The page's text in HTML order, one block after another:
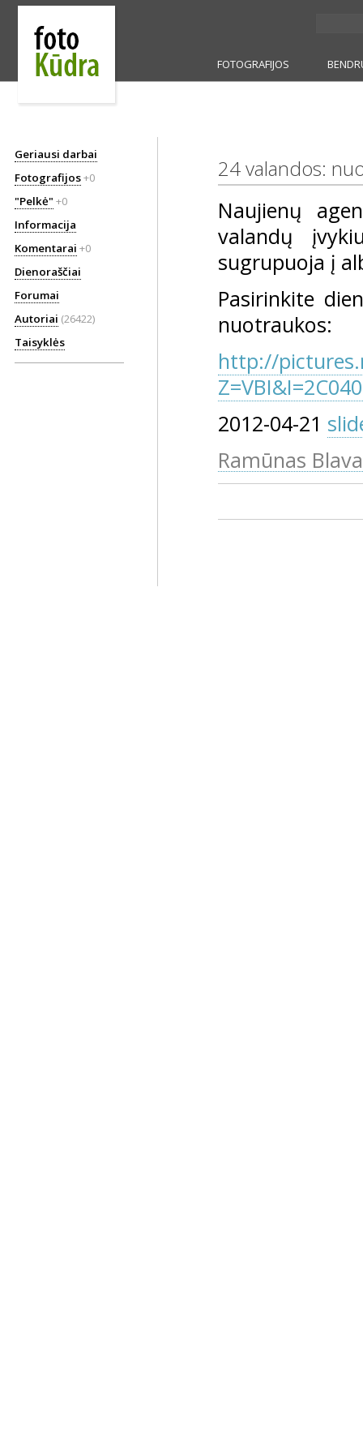
FOTOGRAFIJOS
Geriausi darbai
Fotografijos+0
"Pelkė" +0
Informacija
Komentarai +0
Dienoraščiai
Forumai
Autoriai (26422)
Taisyklės
24 valandos:
Naujienų
valandų
sugrupuoja į
Pasirinkite
nuotraukos:
http://
2012-04-21
Ramūnas